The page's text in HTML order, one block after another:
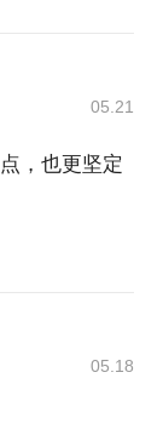
05.21
，也更坚定
05.18